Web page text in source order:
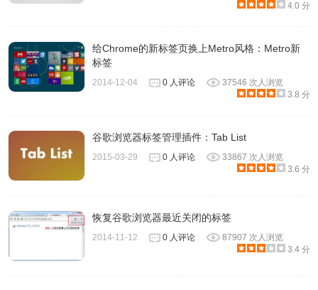
4.0 分
给Chrome的新标签页换上Metro风格：Metro新
标签
2014-12-04 0 人评论
37546 次人浏览
3.8 分
谷歌浏览器标签管理插件：Tab List
2015-03-29 0 人评论
33867 次人浏览
3.6 分
恢复谷歌浏览器最近关闭的标签
2014-11-12 0 人评论
87907 次人浏览
3.4 分